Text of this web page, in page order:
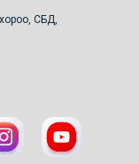
СБД,